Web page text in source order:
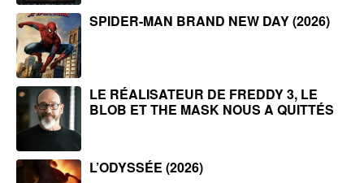
SPIDER-MAN BRAND NEW DAY (2026)
LE RÉALISATEUR DE FREDDY 3, LE
BLOB ET THE MASK NOUS A QUITTÉS
L’ODYSSÉE (2026)